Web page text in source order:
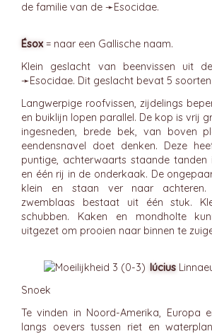
de familie van de ➛Esocidae.
Ésox= naar een Gallische naam.
Klein geslacht van beenvissen uit
➛Esocidae. Dit geslacht bevat 5 soorten.
Langwerpige roofvissen, zijdelings
en buiklijn lopen parallel. De kop is vrij
ingesneden, brede bek, van boven
eendensnavel doet denken. Deze
puntige, achterwaarts staande tanden
en één rij in de onderkaak. De
klein en staan ver naar achteren.
zwemblaas bestaat uit één stuk.
schubben. Kaken en mondholte
uitgezet om prooien naar binnen te
lúcius
Snoek
Te vinden in Noord-Amerika, Europa
langs oevers tussen riet en